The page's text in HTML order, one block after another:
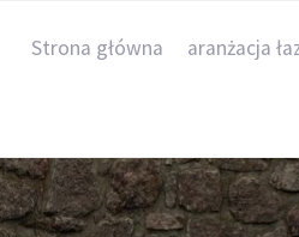
Strona główna aranżacja